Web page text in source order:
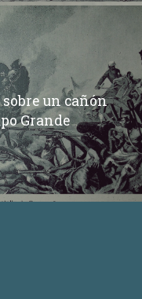
un cañón
Grande